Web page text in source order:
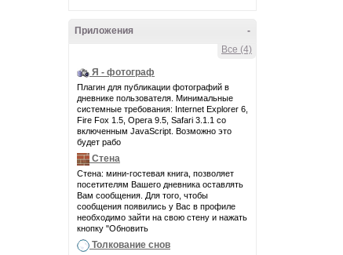
-
Приложения
Все (4)
Я - фотограф
Плагин для публикации фотографий в
дневнике пользователя. Минимальные
системные требования: Internet Explorer 6,
Fire Fox 1.5, Opera 9.5, Safari 3.1.1 со
включенным JavaScript. Возможно это
будет рабо
Стена
Стена: мини-гостевая книга, позволяет
посетителям Вашего дневника оставлять
Вам сообщения. Для того, чтобы
сообщения появились у Вас в профиле
необходимо зайти на свою стену и нажать
кнопку "Обновить
Толкование снов